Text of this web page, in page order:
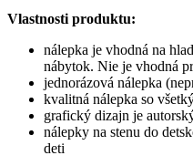
Vlastnosti produktu:
nálepka je vhodná na
nábytok. Nie je vhodná
jednorázová nálepka
kvalitná nálepka so
grafický dizajn je
nálepky na stenu do
deti